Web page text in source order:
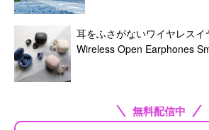
耳をふさがないワイヤレス
Wireless Open Earphones
無料配信中